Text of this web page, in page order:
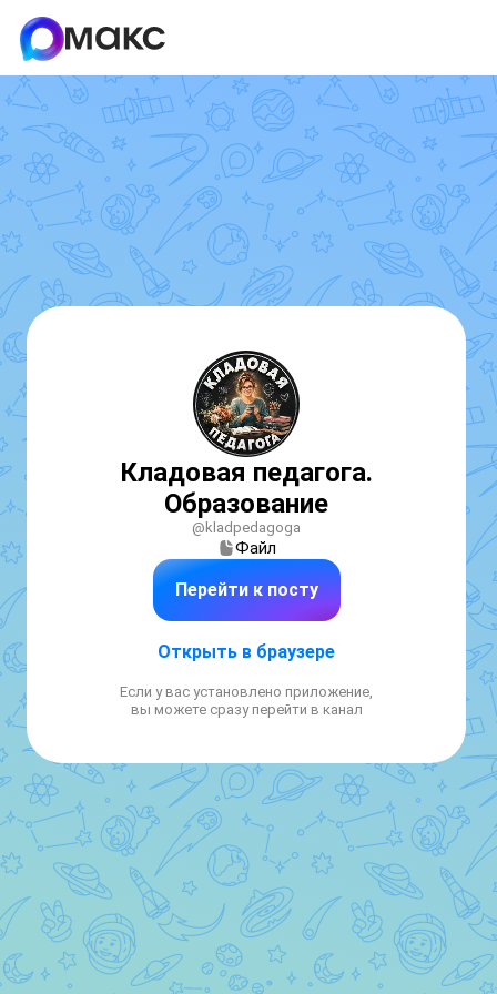
Кладовая педагога.
Образование
@kladpedagoga
Файл
Перейти к посту
Открыть в браузере
Если у вас установлено приложение,
вы можете сразу перейти в канал